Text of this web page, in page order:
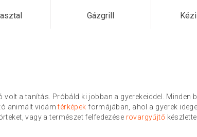
Gázgrill
a tanítás. Próbáld ki jobban a gyerekeiddel. Minden
animált vidámtérképek formájában, ahol a gyerek
vagy a természet felfedezése rovargyűjtő